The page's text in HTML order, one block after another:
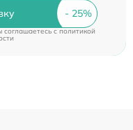
соглашаетесь cполитикой